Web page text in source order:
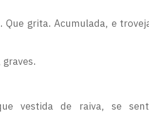
Que grita. Acumulada, e
vestida de raiva, se